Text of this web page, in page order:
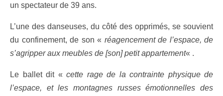
un spectateur de 39 ans.
L’une des danseuses, du côté des opprimés, se souvient
du confinement, de son « réagencement de l’espace, de
s’agripper aux meubles de [son] petit appartement« .
Le ballet dit « cette rage de la contrainte physique de
l’espace, et les montagnes russes émotionnelles des